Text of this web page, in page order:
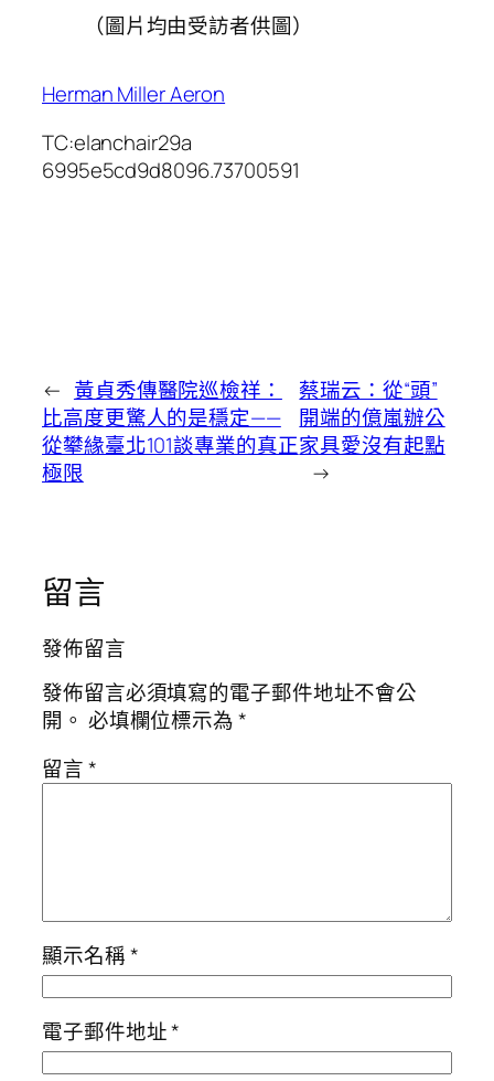
（圖片均由受訪者供圖）
Herman Miller Aeron
TC:elanchair29a
6995e5cd9d8096.73700591
← 黃貞秀傳醫院巡檢祥：
比高度更驚人的是穩定——
從攀緣臺北101談專業的真正
極限
蔡瑞云：從“頭”
開端的億嵐辦公
家具愛沒有起點
→
留言
發佈留言
發佈留言必須填寫的電子郵件地址不會公
開。 必填欄位標示為*
留言*
顯示名稱*
電子郵件地址*